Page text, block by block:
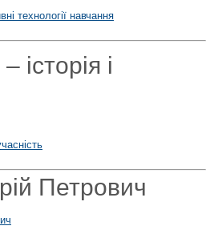
технології навчання
історія і
Петрович